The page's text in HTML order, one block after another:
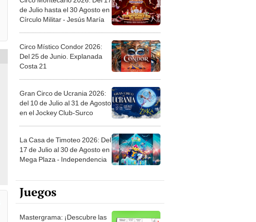
de Julio hasta el 30 Agosto en
Círculo Militar - Jesús María
Circo Místico Condor 2026:
Del 25 de Junio. Explanada
Costa 21
Gran Circo de Ucrania 2026:
del 10 de Julio al 31 de Agosto
en el Jockey Club-Surco
La Casa de Timoteo 2026: Del
17 de Julio al 30 de Agosto en
Mega Plaza - Independencia
Juegos
Mastergrama: ¡Descubre las